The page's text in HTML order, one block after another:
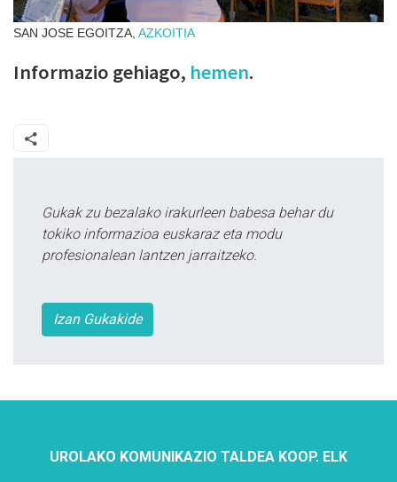
SAN JOSE EGOITZA, AZKOITIA
Informazio gehiago, hemen.
Gukak zu bezalako irakurleen babesa behar du
tokiko informazioa euskaraz eta modu
profesionalean lantzen jarraitzeko.
Izan Gukakide
UROLAKO KOMUNIKAZIO TALDEA KOOP. ELK